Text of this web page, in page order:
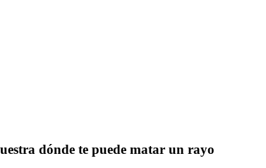
dónde te puede matar un rayo